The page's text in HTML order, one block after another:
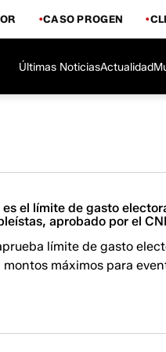
CASO PROGEN
Últimas NoticiasActualidad
es el límite de gasto
aprobado por el
límite de gasto
máximos para